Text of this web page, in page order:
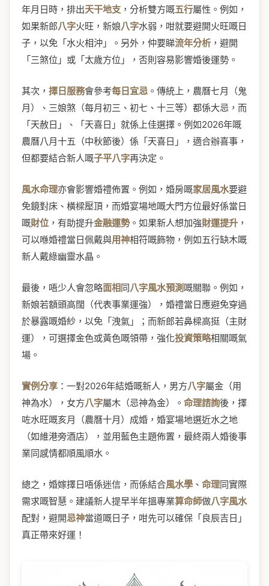
年月日時，排出天干地支 ，分析雙方嘅五行屬性。例如，
如果新郎八字火旺，新娘八字水弱，咁就要避開火旺嘅日
子，以免「水火相沖」。另外，仲要睇流年分析 ，避開
「三煞位」或「太歲方位」，否則容易影響婚後運勢。
其次， 擇日服務會參考每日宜忌 。傳統上，農曆七月（鬼
月）、三娘煞（每月初三、初七、十三等）都係大忌，而
「天赦日」、「天喜日」就係上佳選擇。例如2026年嘅
農曆八月十五（中秋節後）係「天喜日」，適合辦喜事，
但都要結合新人嘅子平八字再決定。
風水命理亦會影響婚禮佈置。例如，婚房嘅家居風水要避
免鏡對床、橫樑壓頂，而婚宴場地嘅大門方位最好係當日
嘅財位 ，有助提升金融運勢。如果新人想加強財運提升 ，
可以喺婚禮當日佩戴與用神相符嘅飾物，例如五行缺木嘅
新人戴綠幽靈水晶。
最後，唔少人會忽略面相同八字風水預測 嘅關聯。例如，
新娘若額頭高闊（代表事業運強），婚禮當日應避免穿過
於暴露嘅婚紗，以免「洩氣」；而新郎若鼻樑高挺（主財
運），可選擇金色或黃色嘅領帶，強化投資策略相關嘅氣
場。
實例分享 ：一對2026年結婚嘅新人，男方八字屬金（用
神為水），女方八字屬木（忌神為金）。 命理諮詢後，擇
咗水旺嘅亥月（農曆十月）成婚，婚宴場地選近水之地
（如維港旁酒店），並用藍色主題佈置，最終兩人婚後事
業同感情都順風順水。
總之，婚嫁擇日唔係迷信，而係結合風水學 、 命理同實際
需求嘅智慧。建議新人提早半年搵專業算命師做八字風水
配對，避開忌神當道嘅日子，咁先可以確保「良辰吉日」
真正帶來好運！